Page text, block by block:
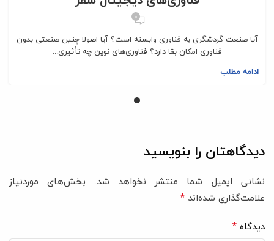
0
آیا صنعت گردشگری به فناوری وابسته است؟ آیا اصولا چنین صنعتی بدون
فناوری امکان بقا دارد؟ فناوری‌های نوین چه تأثیری...
ادامه مطلب
دیدگاهتان را بنویسید
نشانی ایمیل شما منتشر نخواهد شد.
بخش‌های موردنیاز
علامت‌گذاری شده‌اند *
دیدگاه*